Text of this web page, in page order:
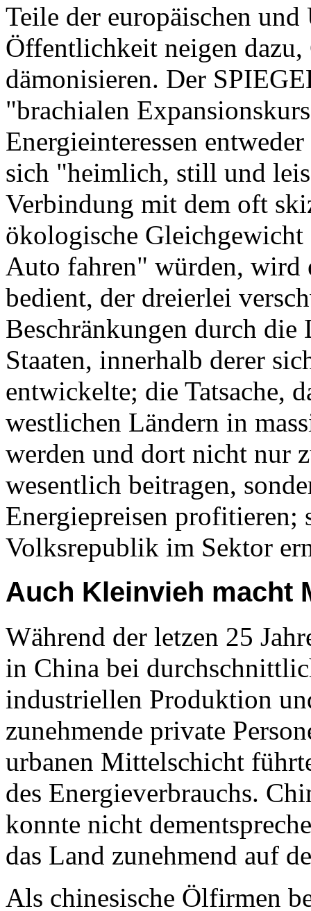
Teile der europäischen
Öffentlichkeit neigen
dämonisieren. Der
"brachialen
Energieinteressen
sich "heimlich, still und
Verbindung mit dem oft
ökologische
Auto fahren" würden,
bedient, der dreierlei
Beschränkungen durch
Staaten, innerhalb derer
entwickelte; die Tatsache,
westlichen Ländern in
werden und dort nicht nur
wesentlich beitragen,
Energiepreisen profitieren;
Volksrepublik im Sektor
Auch Kleinvieh macht
Während der letzen 25
in China bei
industriellen Produktion
zunehmende private
urbanen Mittelschicht
des Energieverbrauchs.
konnte nicht
das Land zunehmend auf
Als chinesische Ölfirmen